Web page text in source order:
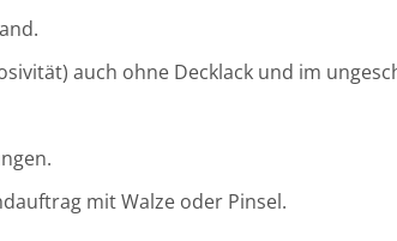
auch ohne Decklack und im
mit Walze oder Pinsel.